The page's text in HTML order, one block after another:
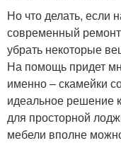
Но что делать, если
современный
убрать некоторые
На помощь придет
именно – скамейки
идеальное решение
для просторной
мебели вполне